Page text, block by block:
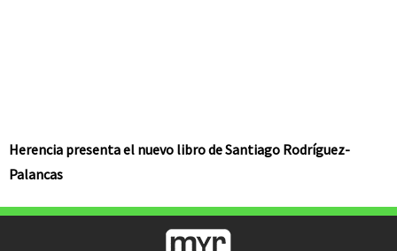
Herencia presenta el nuevo libro de Santiago Rodríguez-
Palancas